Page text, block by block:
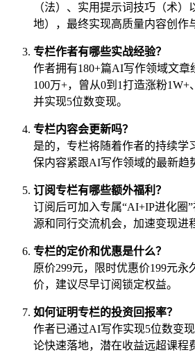
（法）、实用提示词技巧（术）
地），最终实现高质量内容创作
专栏作者有哪些实战经验？
作者拥有180+篇AI写作领域文章
100万+，曾从0到1打造涨粉1W+
并实现5位数变现。
专栏内容会更新吗？
是的，专栏将随着作者的持续学
保内容紧跟AI写作领域的最新趋
订阅专栏有哪些额外福利？
订阅后可加入专属“AI+IP进化圈
源和同行交流机会，加速变现进
专栏的定价和优惠是什么？
原价299元，限时优惠价199元永
价，建议尽早订阅锁定权益。
如何证明专栏的投资回报率？
作者已通过AI写作实现5位数变
论快速落地，潜在收益远超课程